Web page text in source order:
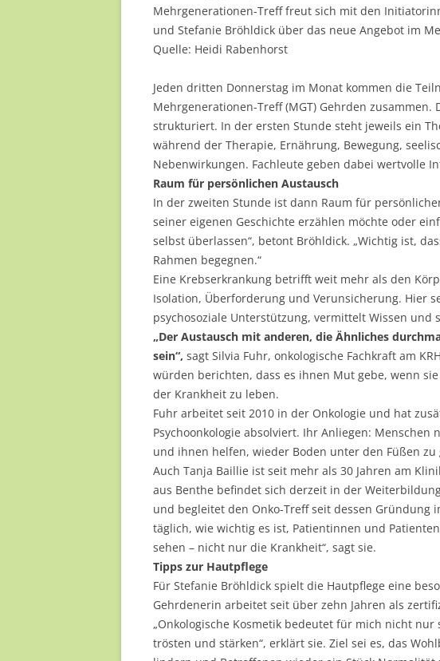
Mehrgenerationen-Treff freut sich mit den
und Stefanie Bröhldick über das neue Angebot im
Quelle: Heidi Rabenhorst
Jeden dritten Donnerstag im Monat kommen die
Mehrgenerationen-Treff (MGT) Gehrden zusammen.
strukturiert. In der ersten Stunde steht jeweils ein
während der Therapie, Ernährung, Bewegung,
Nebenwirkungen. Fachleute geben dabei wertvolle
Raum für persönlichen Austausch
In der zweiten Stunde ist dann Raum für
seiner eigenen Geschichte erzählen möchte oder
selbst überlassen“, betont Bröhldick. „Wichtig ist,
Rahmen begegnen.“
Eine Krebserkrankung betrifft weit mehr als den
Isolation, Überforderung und Verunsicherung. Hier
psychosoziale Unterstützung, vermittelt Wissen und
„Der Austausch mit anderen, die Ähnliches
sein“, sagt Silvia Fuhr, onkologische Fachkraft am
würden berichten, dass es ihnen Mut gebe, wenn
der Krankheit zu leben.
Fuhr arbeitet seit 2010 in der Onkologie und hat
Psychoonkologie absolviert. Ihr Anliegen: Menschen
und ihnen helfen, wieder Boden unter den Füßen zu
Auch Tanja Baillie ist seit mehr als 30 Jahren am
aus Benthe befindet sich derzeit in der
und begleitet den Onko-Treff seit dessen Gründung
täglich, wie wichtig es ist, Patientinnen und
sehen – nicht nur die Krankheit“, sagt sie.
Tipps zur Hautpflege
Für Stefanie Bröhldick spielt die Hautpflege eine
Gehrdenerin arbeitet seit über zehn Jahren als
„Onkologische Kosmetik bedeutet für mich nicht
trösten und stärken“, erklärt sie. Ziel sei es, das